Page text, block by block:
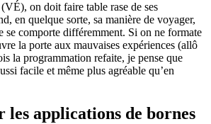
on doit faire table rase de ses
en quelque sorte, sa manière de voyager,
se comporte différemment. Si on ne formate
la porte aux mauvaises expériences (allô
la programmation refaite, je pense que
facile et même plus agréable qu’en
les applications de bornes